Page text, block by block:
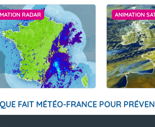
RADAR ANIMATION
QUE FAIT MÉTÉO-FRANCE POUR